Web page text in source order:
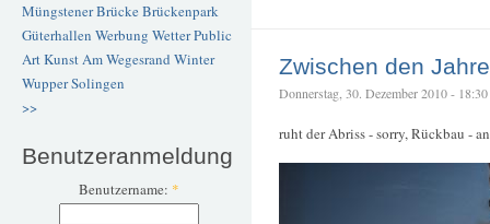
Müngstener BrückeBrückenpark
Güterhallen Werbung WetterPublic
ArtKunstAm Wegesrand Winter
WupperSolingen
>>
Benutzeranmeldung
Benutzername: *
Zwischen den
Donnerstag, 30. Dezember 2010 -
ruht der Abriss - sorry, Rückbau -